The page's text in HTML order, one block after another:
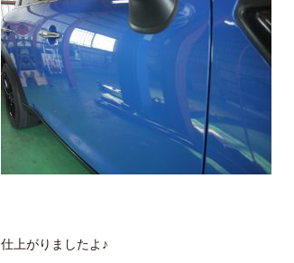
仕上がりましたよ♪